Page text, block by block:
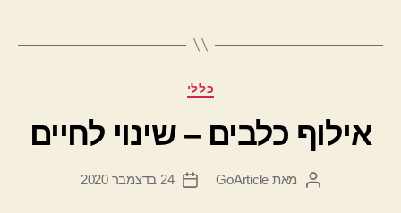
קטגוריותכללי
אילוף כלבים – שינוי לחיים
המחבר
מאת GoArticle
תאריך
24 בדצמבר 2020